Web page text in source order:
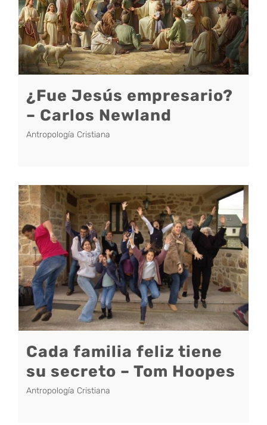
¿Fue Jesús empresario?
– Carlos Newland
Antropología Cristiana
Cada familia feliz tiene
su secreto – Tom Hoopes
Antropología Cristiana